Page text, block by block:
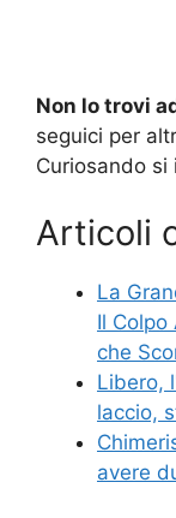
Non lo trovi
seguici per
Curiosando si
Articoli
La
Il Colpo
che
Libero,
laccio,
avere